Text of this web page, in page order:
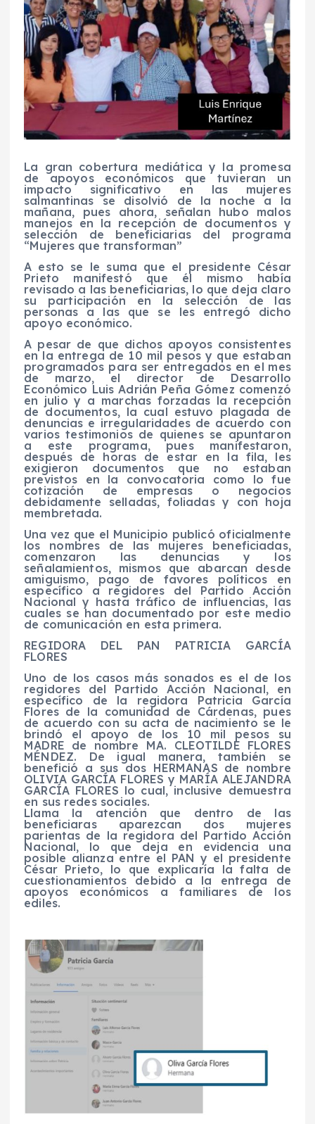
La gran cobertura mediática y la promesa
de apoyos económicos que tuvieran un
impacto significativo en las mujeres
salmantinas se disolvió de la noche a la
mañana, pues ahora, señalan hubo malos
manejos en la recepción de documentos y
selección de beneficiarias del programa
“Mujeres que transforman”
A esto se le suma que el presidente César
Prieto manifestó que él mismo había
revisado a las beneficiarias, lo que deja claro
su participación en la selección de las
personas a las que se les entregó dicho
apoyo económico.
A pesar de que dichos apoyos consistentes
en la entrega de 10 mil pesos y que estaban
programados para ser entregados en el mes
de marzo, el director de Desarrollo
Económico Luis Adrián Peña Gómez comenzó
en julio y a marchas forzadas la recepción
de documentos, la cual estuvo plagada de
denuncias e irregularidades de acuerdo con
varios testimonios de quienes se apuntaron
a este programa, pues manifestaron,
después de horas de estar en la fila, les
exigieron documentos que no estaban
previstos en la convocatoria como lo fue
cotización de empresas o negocios
debidamente selladas, foliadas y con hoja
membretada.
Una vez que el Municipio publicó oficialmente
los nombres de las mujeres beneficiadas,
comenzaron las denuncias y los
señalamientos, mismos que abarcan desde
amiguismo, pago de favores políticos en
específico a regidores del Partido Acción
Nacional y hasta tráfico de influencias, las
cuales se han documentado por este medio
de comunicación en esta primera.
REGIDORA DEL PAN PATRICIA GARCÍA
FLORES
Uno de los casos más sonados es el de los
regidores del Partido Acción Nacional, en
específico de la regidora Patricia García
Flores de la comunidad de Cárdenas, pues
de acuerdo con su acta de nacimiento se le
brindó el apoyo de los 10 mil pesos su
MADRE de nombre MA. CLEOTILDE FLORES
MÉNDEZ. De igual manera, también se
benefició a sus dos HERMANAS de nombre
OLIVIA GARCÍA FLORES y MARÍA ALEJANDRA
GARCÍA FLORES lo cual, inclusive demuestra
en sus redes sociales.
Llama la atención que dentro de las
beneficiaras aparezcan dos mujeres
parientas de la regidora del Partido Acción
Nacional, lo que deja en evidencia una
posible alianza entre el PAN y el presidente
César Prieto, lo que explicaría la falta de
cuestionamientos debido a la entrega de
apoyos económicos a familiares de los
ediles.